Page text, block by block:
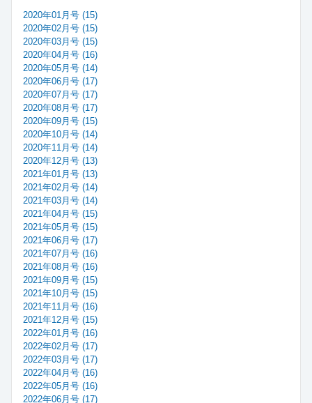
2020年01月号 (15)
2020年02月号 (15)
2020年03月号 (15)
2020年04月号 (16)
2020年05月号 (14)
2020年06月号 (17)
2020年07月号 (17)
2020年08月号 (17)
2020年09月号 (15)
2020年10月号 (14)
2020年11月号 (14)
2020年12月号 (13)
2021年01月号 (13)
2021年02月号 (14)
2021年03月号 (14)
2021年04月号 (15)
2021年05月号 (15)
2021年06月号 (17)
2021年07月号 (16)
2021年08月号 (16)
2021年09月号 (15)
2021年10月号 (15)
2021年11月号 (16)
2021年12月号 (15)
2022年01月号 (16)
2022年02月号 (17)
2022年03月号 (17)
2022年04月号 (16)
2022年05月号 (16)
2022年06月号 (17)